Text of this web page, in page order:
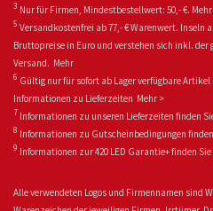
3 Nur für Firmen, Mindestbestellwert: 50,- €.
5 Versandkostenfrei ab 77,- € Warenwert. Inseln
Bruttopreise in Euro und verstehen sich inkl.
Versand. Mehr
6 Gültig nur für sofort ab Lager verfügbare
Informationen zu Lieferzeiten Mehr >
7 Informationen zu unseren Lieferzeiten finden
8 Informationen zu Gutscheinbedingungen
9 Informationen zur 420 LED Garantie+ finden Sie
Alle verwendeten Logos und Firmennamen sind